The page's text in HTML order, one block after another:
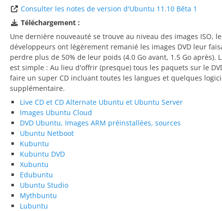
Consulter les notes de version d'Ubuntu 11.10 Bêta 1
Téléchargement :
Une dernière nouveauté se trouve au niveau des images ISO,
développeurs ont légèrement remanié les images DVD leur
perdre plus de 50% de leur poids (4.0 Go avant, 1.5 Go après).
est simple : Au lieu d'offrir (presque) tous les paquets sur le
faire un super CD incluant toutes les langues et quelques
supplémentaire.
Live CD et CD Alternate Ubuntu et Ubuntu Server
Images Ubuntu Cloud
DVD Ubuntu, Images ARM préinstallées, sources
Ubuntu Netboot
Kubuntu
Kubuntu DVD
Xubuntu
Edubuntu
Ubuntu Studio
Mythbuntu
Lubuntu